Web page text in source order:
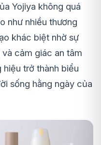
Yojiya không quá
như nhiều thương
khác biệt nhờ sự
cảm giác an tâm
trở thành biểu
sống hằng ngày của